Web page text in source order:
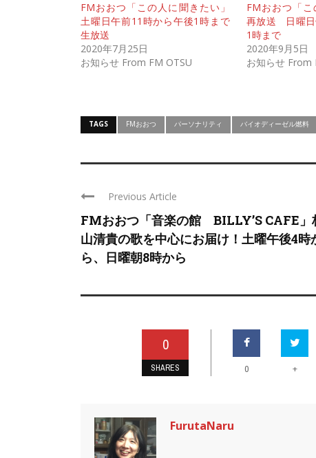
FMおおつ「この人に聞きたい」
土曜日午前11時から午後1時まで
生放送
2020年7月25日
お知らせ From FM OTSU
FMおおつ「こ
再放送 日曜日
1時まで
2020年9月5日
お知らせ From
TAGS FMおおつ パーソナリティ バイオディーゼル燃料
Previous Article
FMおおつ「音楽の館 BILLY’S CAFE」
山清貴の歌を中心にお届け！土曜午後4時
ら、日曜朝8時から
0
SHARES 0 +
FurutaNaru